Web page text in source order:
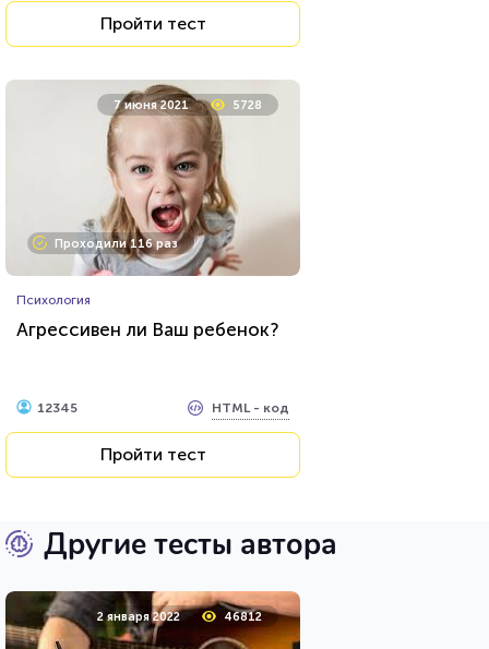
Пройти тест
7 июня 2021 5728
Проходили 116 раз
Психология
Агрессивен ли Ваш ребенок?
12345 HTML - код
Пройти тест
Другие тесты автора
2 января 2022 46812